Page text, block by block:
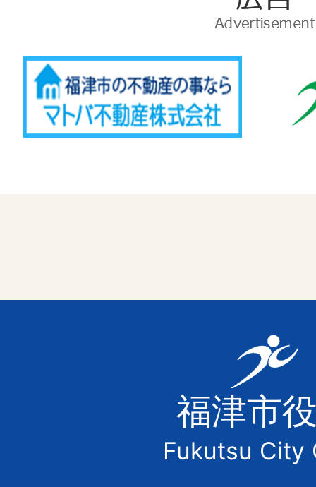
告
福
津
市
の
福津市
Fukutsu City